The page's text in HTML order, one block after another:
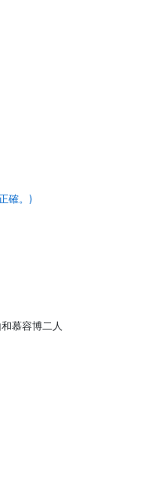
確。)
慕容博二人